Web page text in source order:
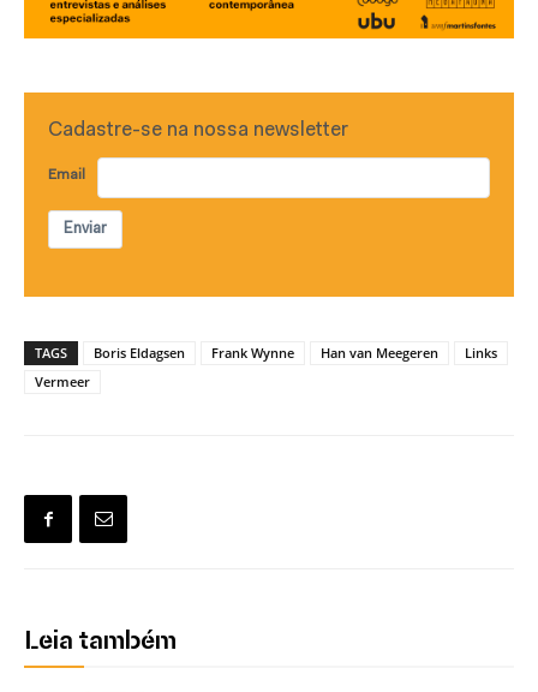
Cadastre-se na nossa newsletter
Email
Enviar
TAGS Boris Eldagsen Frank Wynne Han van Meegeren
Links
Vermeer
Leia também